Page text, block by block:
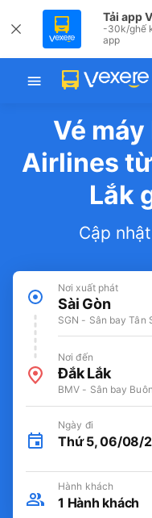
Tải app
-30k/ghế
app
Vé
Airlines
Lắk
Cập
Nơi xuất phát
Sài Gòn
SGN - Sân bay Tân
Nơi đến
Đắk Lắk
BMV - Sân bay
Ngày đi
Thứ 5, 06/08/
Hành khách
1 Hành khách